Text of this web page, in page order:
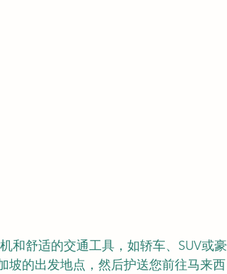
和舒适的交通工具，如轿车、SUV或豪
坡的出发地点，然后护送您前往马来西